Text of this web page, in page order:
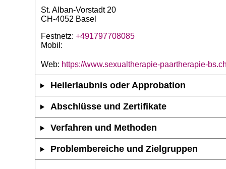
St. Alban-Vorstadt 20
CH-4052 Basel
Festnetz: +491797708085
Mobil:
Web: https://www.sexualtherapie-paartherapie-
Heilerlaubnis oder Approbation
Abschlüsse und Zertifikate
Verfahren und Methoden
Problembereiche und Zielgruppen